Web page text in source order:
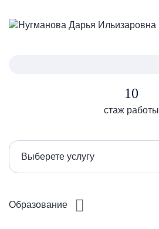
10
стаж работы
Выберете услугу
Образование